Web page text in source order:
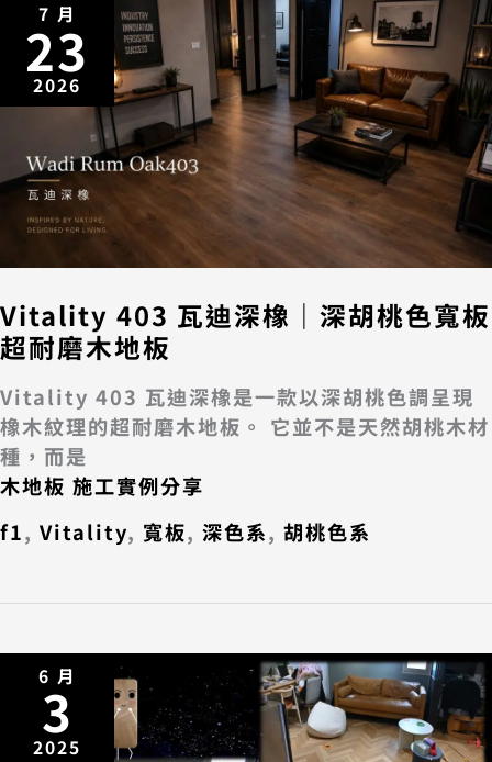
7 月
23
2026
Vitality 403 瓦迪深橡｜深胡桃色寬板
超耐磨木地板
Vitality 403 瓦迪深橡是一款以深胡桃色調呈現
橡木紋理的超耐磨木地板。 它並不是天然胡桃木材
種，而是
木地板 施工實例分享
f1, Vitality, 寬板, 深色系, 胡桃色系
6 月
3
2025